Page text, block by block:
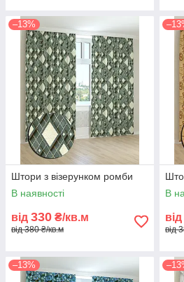
–13%
Штори з візерунком ромби
В наявності
від 330 ₴/кв.м
від 380 ₴/кв.м
В
від
від
–13%